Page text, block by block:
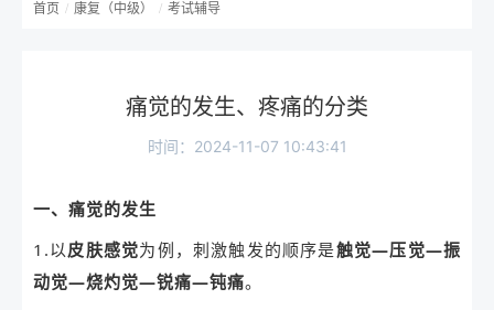
首页 / 康复（中级） / 考试辅导
痛觉的发生、疼痛的分类
时间：2024-11-07 10:43:41
一、痛觉的发生
1.以皮肤感觉为例，刺激触发的顺序是触觉—压觉—振
动觉—烧灼觉—锐痛—钝痛。